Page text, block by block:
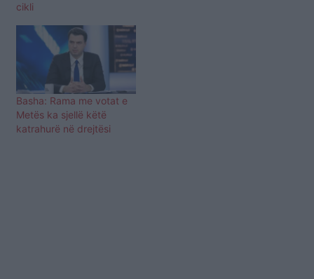
cikli
Basha: Rama me votat e
Metës ka sjellë këtë
katrahurë në drejtësi